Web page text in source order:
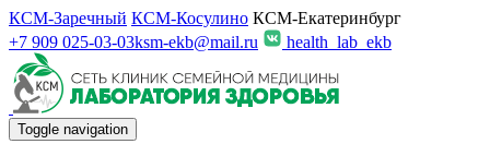
КСМ-Заречный КСМ-Косулино КСМ-Екатеринбург
+7 909 025-03-03ksm-ekb@mail.ru health_lab_ekb
Toggle navigation